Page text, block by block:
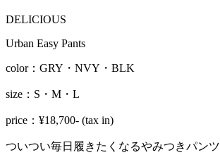
DELICIOUS
Urban Easy Pants
color：GRY・NVY・BLK
size：S・M・L
price：¥18,700- (tax in)
ついつい毎日履きたくなるやみつきパンツ